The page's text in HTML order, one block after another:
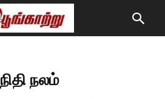
நிதி நலம்